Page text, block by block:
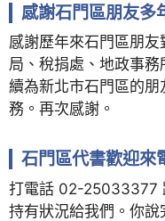
感謝石門區朋友多
感謝歷年來石門區朋
局、稅捐處、地政事
續為新北市石門區的
務。再次感謝。
石門區代書歡迎來
打電話 02-25033377
持有狀況給我們。你